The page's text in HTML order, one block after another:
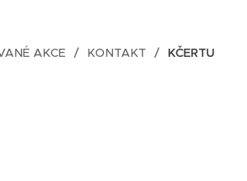
AKCE KONTAKT KČERTU